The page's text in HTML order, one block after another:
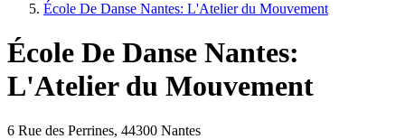
École De Danse Nantes: L'Atelier du Mouvement
École De Danse Nantes:
L'Atelier du Mouvement
6 Rue des Perrines, 44300 Nantes